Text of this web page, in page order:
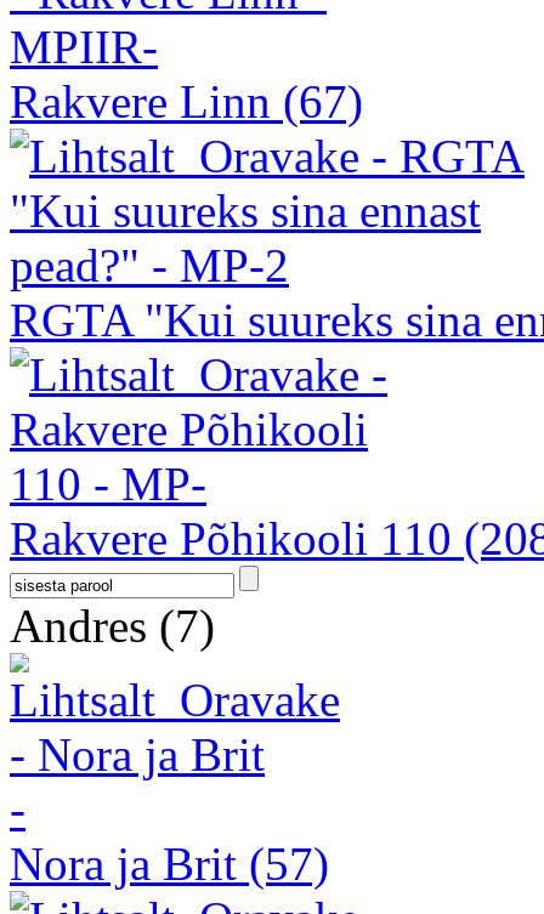
Rakvere Linn (67)
RGTA "Kui suureks sina
Rakvere Põhikooli 110
Andres (7)
Nora ja Brit (57)